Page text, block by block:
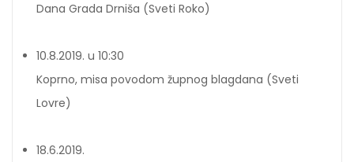
Dana Grada Drniša (Sveti Roko)
10.8.2019. u 10:30
Koprno, misa povodom župnog blagdana (Sveti
Lovre)
18.6.2019.